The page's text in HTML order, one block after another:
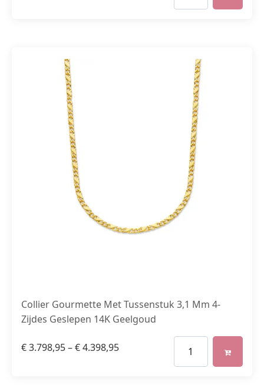
Collier Gourmette Met Tussenstuk 3,1 Mm 4-
Zijdes Geslepen 14K Geelgoud
€3.798,95–€4.398,95